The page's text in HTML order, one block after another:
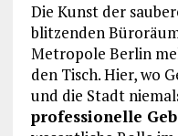
Die Kunst der
blitzenden
Metropole Berlin
den Tisch. Hier, wo
und die Stadt
professionelle